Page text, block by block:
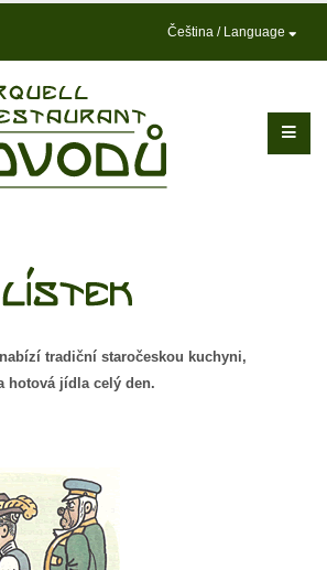
Čeština / Language
tradiční staročeskou kuchyni,
hotová jídla celý den.